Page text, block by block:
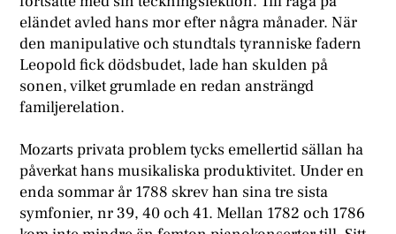
eländet avled hans mor efter några månader. När
den manipulative och stundtals tyranniske fadern
Leopold fick dödsbudet, lade han skulden på
sonen, vilket grumlade en redan ansträngd
familjerelation.
Mozarts privata problem tycks emellertid sällan ha
påverkat hans musikaliska produktivitet. Under en
enda sommar år 1788 skrev han sina tre sista
symfonier, nr 39, 40 och 41. Mellan 1782 och 1786